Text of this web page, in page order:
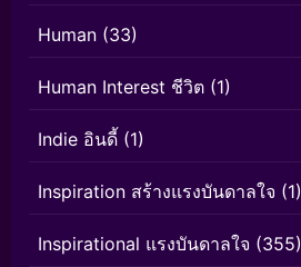
Human (33)
Human Interest ชีวิต (1)
Indie อินดี้ (1)
Inspiration สร้างแรงบันดาลใจ (1)
Inspirational แรงบันดาลใจ (355)